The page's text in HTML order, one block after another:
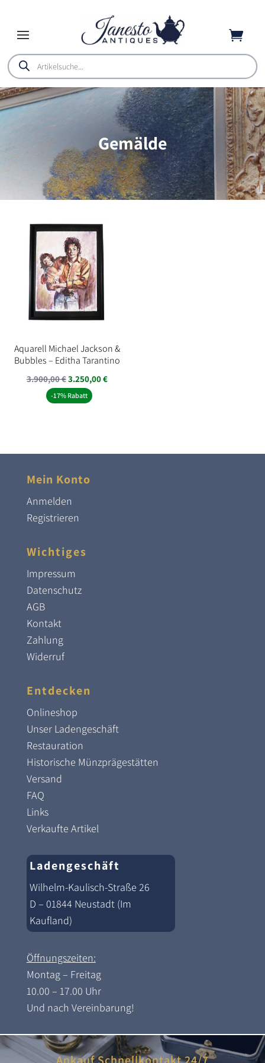

Products
search
Gemälde
Aquarell Michael Jackson &
Bubbles – Editha Tarantino
3.900,00€Ursprünglicher
Preis
3.250,00€Aktueller
-17% Rabatt
Mein Konto
Anmelden
Registrieren
Wichtiges
Impressum
Datenschutz
AGB
Kontakt
Zahlung
Widerruf
Entdecken
Onlineshop
Unser Ladengeschäft
Restauration
Historische Münzprägestätten
Versand
FAQ
Links
Verkaufte Artikel
Ladengeschäft
Wilhelm-Kaulisch-Straße 26
D – 01844 Neustadt (Im
Kaufland)
Öffnungszeiten:
Montag – Freitag
10.00 – 17.00 Uhr
Und nach Vereinbarung!
Ankauf Schnellkontakt 24/7